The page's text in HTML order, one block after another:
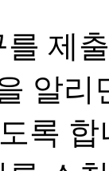
제
알
록 합